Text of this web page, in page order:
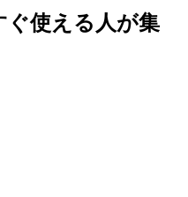
ぐ使える人が集